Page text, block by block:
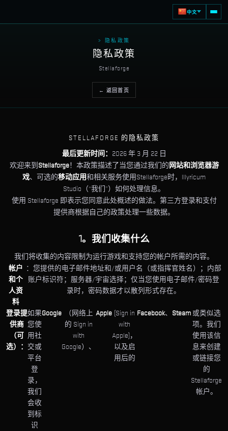
中文
> 隐私政策
隐私政策
Stellaforge
← 返回首页
STELLAFORGE 的隐私政策
最后更新时间： 2026 年 3 月 22 日
欢迎来到 Stellaforge！本政策描述了当您通过我们的网站和浏览器游
戏、可选的移动应用和相关服务使用Stellaforge时，Illyricum
Studio（“我们”）如何处理信息。
使用 Stellaforge 即表示您同意此处概述的做法。第三方登录和支付
提供商根据自己的政策处理一些数据。
1。我们收集什么
我们将收集的内容限制为运行游戏和支持您的帐户所需的内容。
帐户
和个
人资
料
：您提供的电子邮件地址和/或用户名（或指挥官姓名）；内部
账户标识符；服务器/宇宙选择；仅当您使用电子邮件/密码登
录时，密码数据才以散列形式存在。
登录提
供商
（可
选）：
如果
您使
用社
交或
平台
登
录，
我们
会收
到标
识
Google
（网络上
的 Sign in
with
Google）、
Apple (Sign in
with
Apple)，
以及启
用后的
Facebook、 Steam 或类似选
项。我们
使用该信
息来创建
或链接您
的
Stellaforge
帐户。